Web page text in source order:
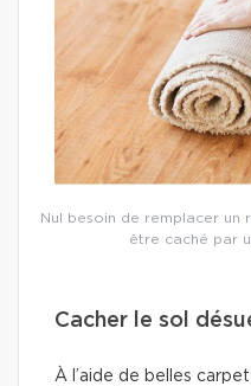
Nul besoin de remplacer un
être caché par
Cacher le sol
À l’aide de belles